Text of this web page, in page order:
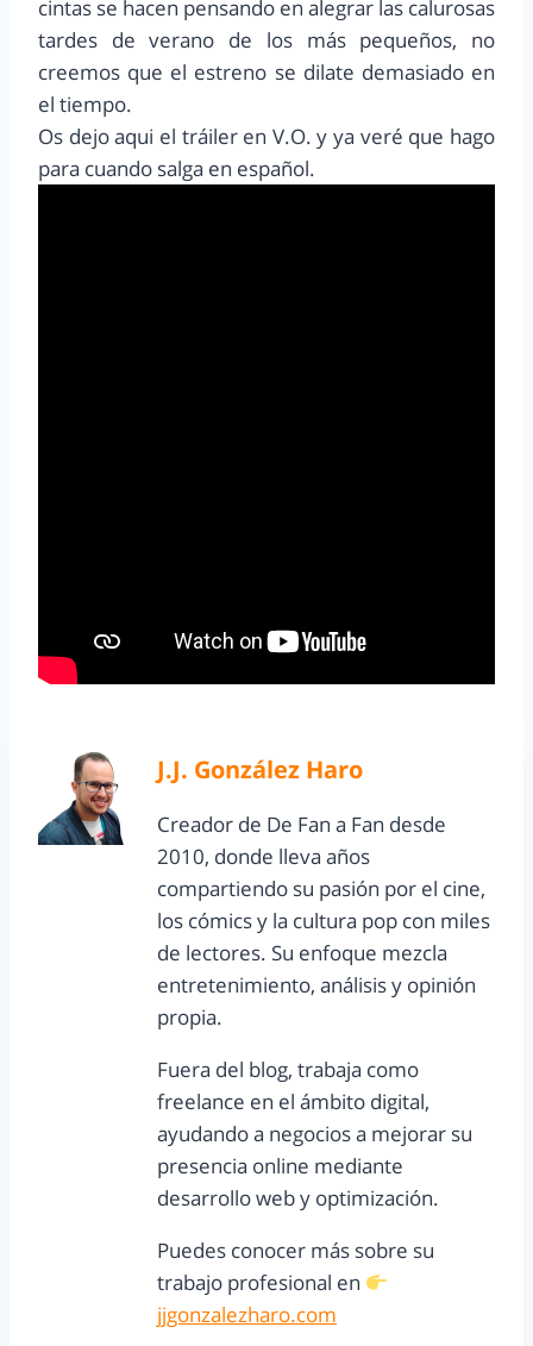
cintas se hacen pensando en alegrar las calurosas
tardes de verano de los más pequeños, no
creemos que el estreno se dilate demasiado en
el tiempo.
Os dejo aqui el tráiler en V.O. y ya veré que hago
para cuando salga en español.
J.J. González Haro
Creador de De Fan a Fan desde
2010, donde lleva años
compartiendo su pasión por el cine,
los cómics y la cultura pop con miles
de lectores. Su enfoque mezcla
entretenimiento, análisis y opinión
propia.
Fuera del blog, trabaja como
freelance en el ámbito digital,
ayudando a negocios a mejorar su
presencia online mediante
desarrollo web y optimización.
Puedes conocer más sobre su
trabajo profesional en
jjgonzalezharo.com